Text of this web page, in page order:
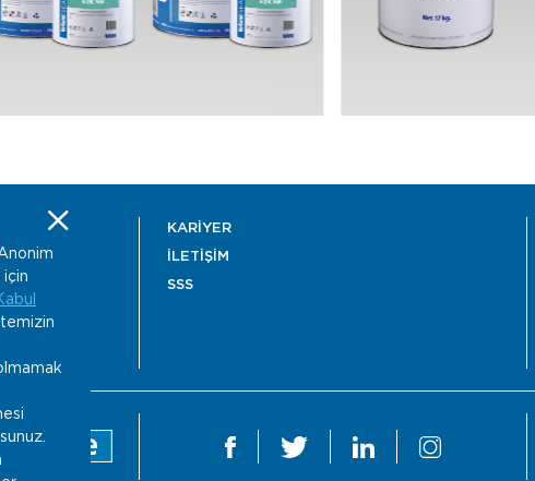
Bulvarı
KARİYER
İLETİŞİM
SSS